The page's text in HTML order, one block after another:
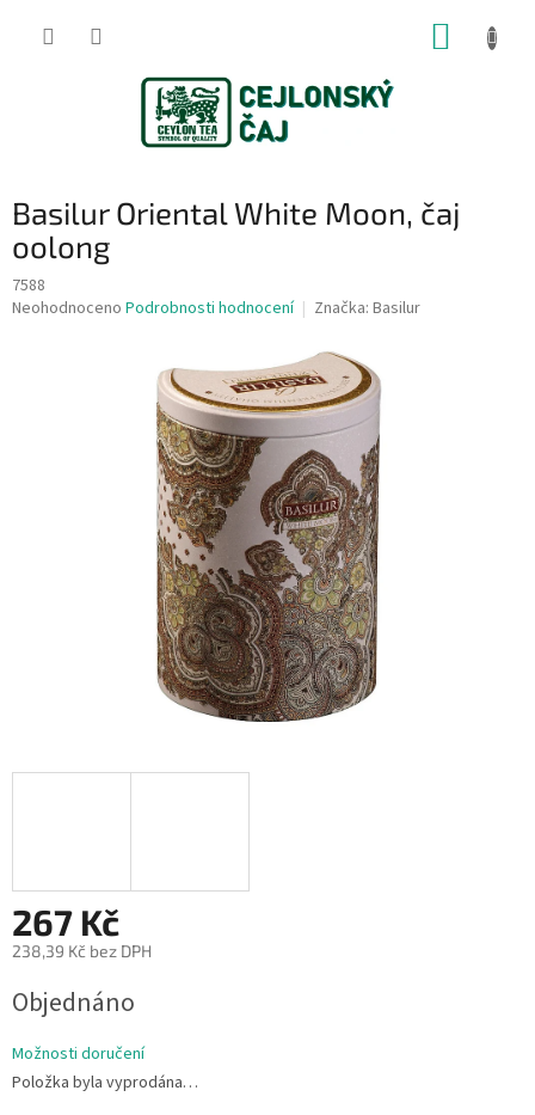
Basilur Oriental White Moon, čaj
oolong
7588
Průměrné
Neohodnoceno Podrobnosti hodnocení Značka: Basilur
267 Kč
238,39 Kč bez DPH
cena:
Objednáno
Možnosti doručení
Položka byla vyprodána…